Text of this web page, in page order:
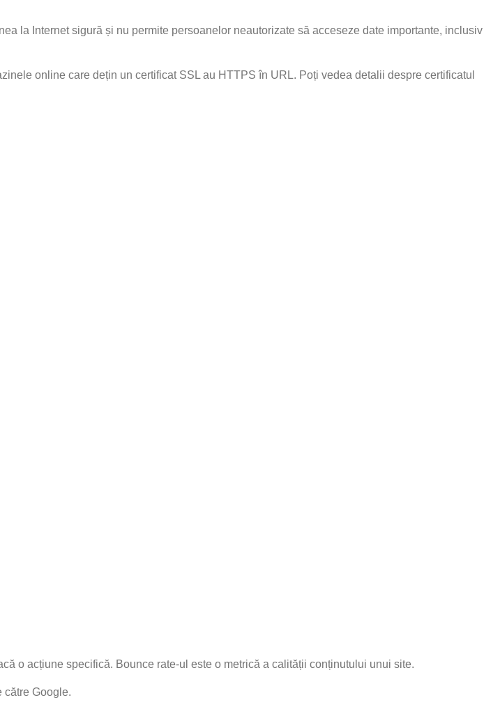
la Internet sigură și nu permite persoanelor neautorizate să acceseze date importante, inclusiv
online care dețin un certificat SSL au HTTPS în URL. Poți vedea detalii despre certificatul
o acțiune specifică. Bounce rate-ul este o metrică a calității conținutului unui site.
către Google.